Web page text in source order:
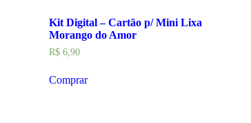
Kit Digital – Cartão p/ Mini Lixa
Morango do Amor
R$6,90
Comprar